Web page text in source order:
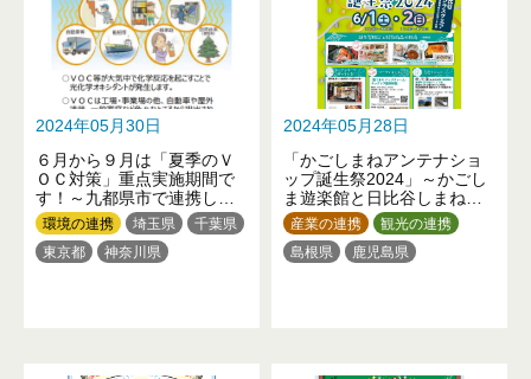
2024年05月30日
６月から９月は「夏季のＶ
ＯＣ対策」重点実施期間で
す！～九都県市で連携して
光化学スモッグ等の改善に
取り組みます～
環境の連携 埼玉県
千葉県
東京都
神奈川県
2024年05月28日
「かごしまねアンテナショ
ップ誕生祭2024」～かごし
ま遊楽館と日比谷しまね館
が合同イベントを実施しま
す～
産業の連携
観光の連携
島根県
鹿児島県